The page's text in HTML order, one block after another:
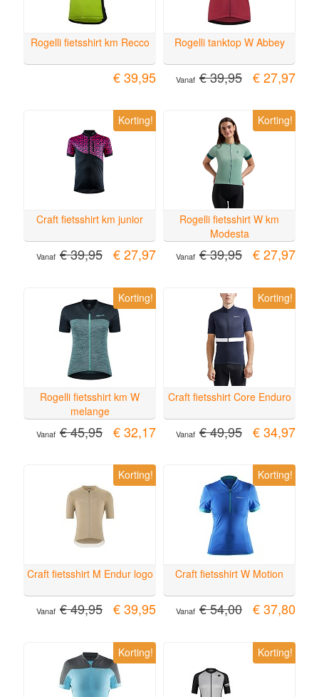
Rogelli fietsshirt km Recco
€ 39,95
Rogelli tanktop W Abbey
Vanaf € 39,95 € 27,97
Korting!
Craft fietsshirt km junior
Vanaf € 39,95 € 27,97
Korting!
Rogelli fietsshirt W km
Modesta
Vanaf € 39,95 € 27,97
Korting!
Rogelli fietsshirt km W
melange
Vanaf € 45,95 € 32,17
Korting!
Craft fietsshirt Core Enduro
Vanaf € 49,95 € 34,97
Korting!
Craft fietsshirt M Endur logo
Vanaf € 49,95 € 39,95
Korting!
Craft fietsshirt W Motion
Vanaf € 54,00 € 37,80
Korting! Korting!